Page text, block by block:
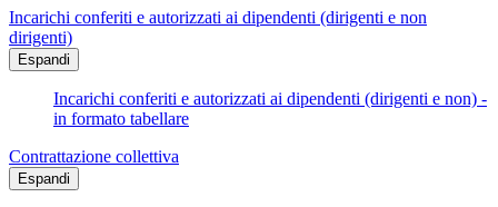
Incarichi conferiti e autorizzati ai dipendenti (dirigenti e non
dirigenti)
Espandi
Incarichi conferiti e autorizzati ai dipendenti (dirigenti e non) -
in formato tabellare
Contrattazione collettiva
Espandi